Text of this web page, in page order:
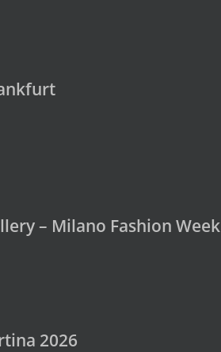
– Milano Fashion Week
2026